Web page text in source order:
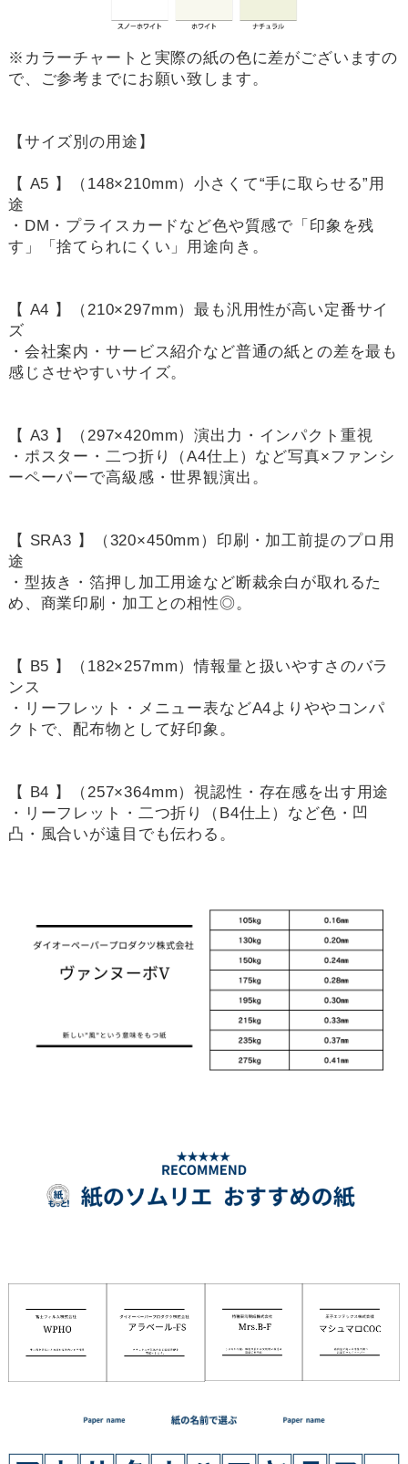
※カラーチャートと実際の紙の色に差がございますの
で、ご参考までにお願い致します。
【サイズ別の用途】
【 A5 】（148×210mm）小さくて“手に取らせる”用
途
・DM・プライスカードなど色や質感で「印象を残
す」「捨てられにくい」用途向き。
【 A4 】（210×297mm）最も汎用性が高い定番サイ
ズ
・会社案内・サービス紹介など普通の紙との差を最も
感じさせやすいサイズ。
【 A3 】（297×420mm）演出力・インパクト重視
・ポスター・二つ折り（A4仕上）など写真×ファンシ
ーペーパーで高級感・世界観演出。
【 SRA3 】（320×450mm）印刷・加工前提のプロ用
途
・型抜き・箔押し加工用途など断裁余白が取れるた
め、商業印刷・加工との相性◎。
【 B5 】（182×257mm）情報量と扱いやすさのバラ
ンス
・リーフレット・メニュー表などA4よりややコンパ
クトで、配布物として好印象。
【 B4 】（257×364mm）視認性・存在感を出す用途
・リーフレット・二つ折り（B4仕上）など色・凹
凸・風合いが遠目でも伝わる。